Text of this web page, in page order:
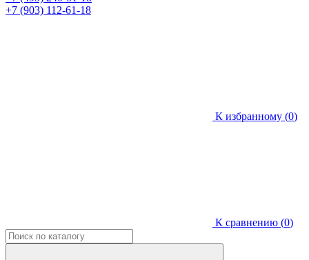
+7 (903) 112-61-18
К избранному (0)
К сравнению (0)